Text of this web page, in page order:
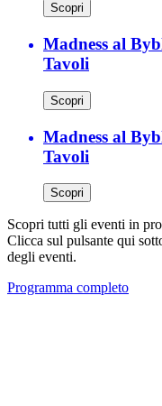
Scopri
Madness al
Tavoli
Scopri
Madness al
Tavoli
Scopri
Scopri tutti gli eventi in
Clicca sul pulsante qui
degli eventi.
Programma completo